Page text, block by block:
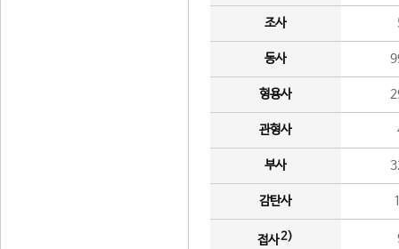
조사
동사
형용사
관형사
부사
감탄사
접사2)